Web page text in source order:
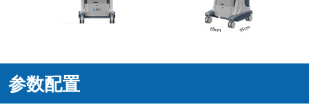
参数配置